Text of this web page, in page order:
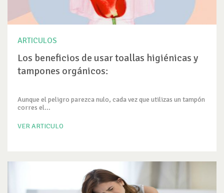
ARTICULOS
Los beneficios de usar toallas higiénicas y
tampones orgánicos:
Aunque el peligro parezca nulo, cada vez que utilizas un tampón
corres el...
VER ARTICULO